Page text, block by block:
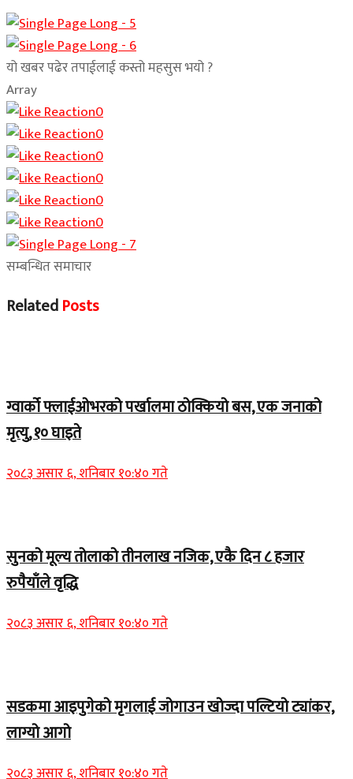
यो खबर पढेर तपाईलाई कस्तो महसुस भयो ?
Array
0
0
0
0
0
0
सम्बन्धित समाचार
RelatedPosts
ग्वार्को फ्लाईओभरको पर्खालमा ठोक्कियो बस, एक जनाको
मृत्यु, १० घाइते
२०८३ असार ६, शनिबार १०:४० गते
सुनको मूल्य तोलाको तीनलाख नजिक, एकै दिन ८ हजार
रुपैयाँले वृद्धि
२०८३ असार ६, शनिबार १०:४० गते
सडकमा आइपुगेको मृगलाई जोगाउन खोज्दा पल्टियो ट्यांकर,
लाग्यो आगो
२०८३ असार ६, शनिबार १०:४० गते